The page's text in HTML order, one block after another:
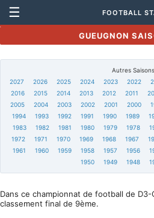
☰ FOOTBALL
GUEUGNON
Autres
2027
2026 2025 2024 2023 2022
2016
2015 2014 2013 2012 2011
2005
2004 2003 2002 2001 2000
1994
1993 1992 1991 1990 1989
1983
1982 1981 1980 1979 1978
1972
1971 1970 1969 1968 1967
1961
1960 1959 1958 1957 1956
1950
1949 1948
Dans ce championnat de football de
classement final de 9ème.